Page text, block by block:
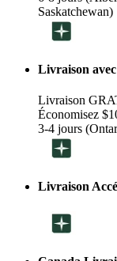
Saskatchewan)
Livraison
Livraison
Économisez
3-4 jours
Livraison